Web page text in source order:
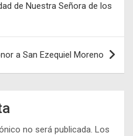
de Nuestra Señora de los
a San Ezequiel Moreno
no será publicada. Los